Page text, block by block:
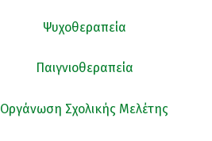
Ψυχοθεραπεία
Παιγνιοθεραπεία
Οργάνωση Σχολικής Μελέτης